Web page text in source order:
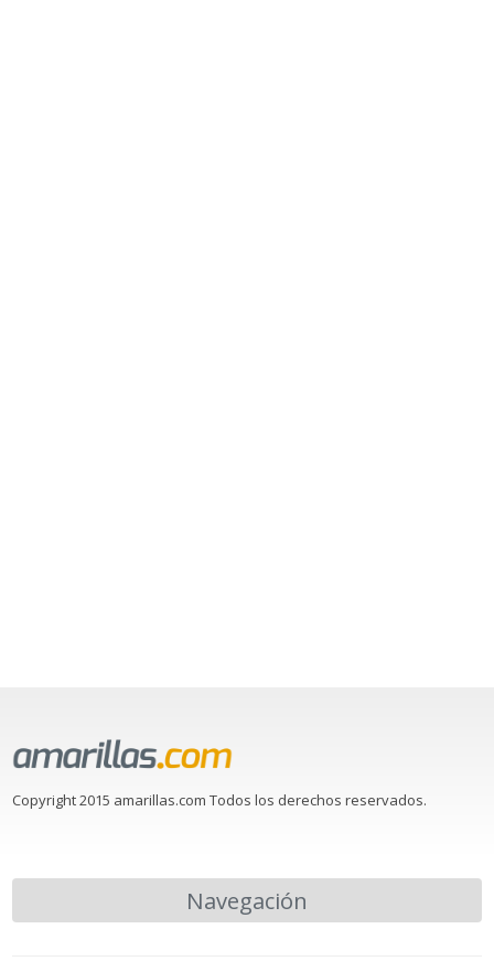
Copyright 2015 amarillas.com Todos los derechos reservados.
Navegación